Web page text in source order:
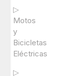
▷
Motos
y
Bicicletas
Eléctricas
▷